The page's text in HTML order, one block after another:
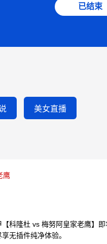
已结束
美女直播
鹰
科隆杜 vs 梅努阿皇家老鹰】
无插件纯净体验。